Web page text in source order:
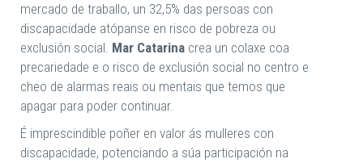
mercado de traballo, un 32,5% das persoas con
discapacidade atópanse en risco de pobreza ou
exclusión social. Mar Catarina crea un colaxe coa
precariedade e o risco de exclusión social no centro e
cheo de alarmas reais ou mentais que temos que
apagar para poder continuar.
É imprescindible poñer en valor ás mulleres con
discapacidade, potenciando a súa participación na